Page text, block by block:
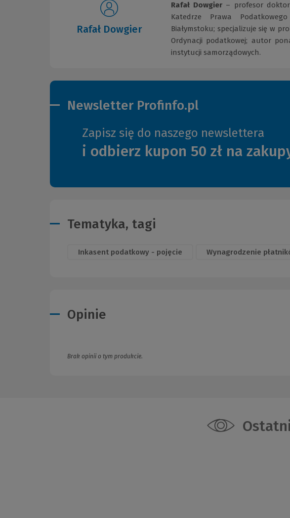
Rafał Dowgier
Rafał Dowgier – profesor
Katedrze Prawa
Białymstoku; specjalizuje się w
Ordynacji podatkowej; autor
instytucji samorządowych.
Newsletter Profinfo.pl
Zapisz się do naszego newslettera
i odbierz kupon 50 zł na
Tematyka, tagi
Inkasent podatkowy - pojęcie Wynagrodzenie
Opinie
Brak opinii o tym produkcie.